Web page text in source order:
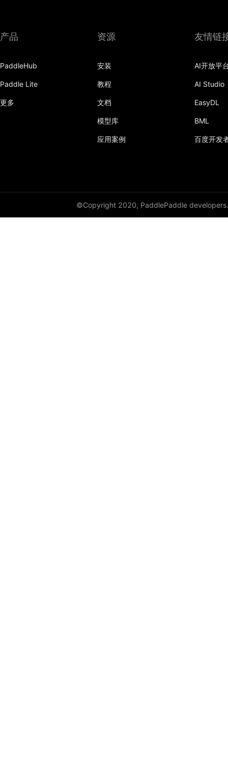
产品
PaddleHub
Paddle Lite
更多
资源
安装
教程
文档
模型库
应用案例
友情链
AI开放平
AI Studio
EasyDL
BML
百度开发
©Copyright 2020, PaddlePaddle developers.